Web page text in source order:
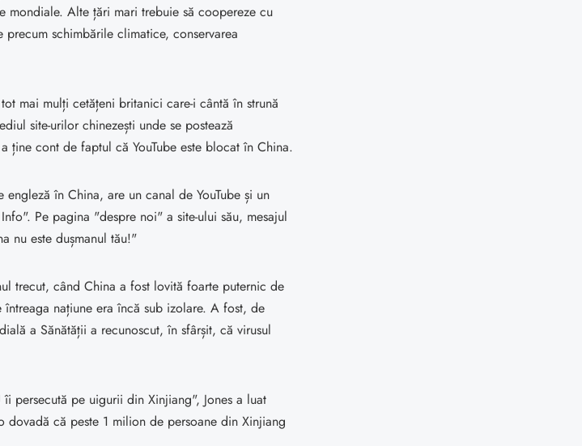
Alte țări mari trebuie să coopereze cu
schimbările climatice, conservarea
mai mulți cetățeni britanici care-i cântă în strună
site-urilor chinezești unde se postează
ține cont de faptul că YouTube este blocat în China.
în China, are un canal de YouTube și un
Pe pagina "despre noi" a site-ului său, mesajul
nu este dușmanul tău!"
trecut, când China a fost lovită foarte puternic de
națiune era încă sub izolare. A fost, de
a Sănătății a recunoscut, în sfârșit, că virusul
persecută pe uigurii din Xinjiang", Jones a luat
dovadă că peste 1 milion de persoane din Xinjiang